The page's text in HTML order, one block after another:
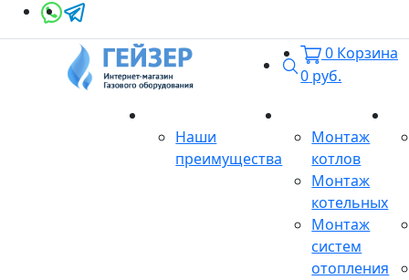
Поиск
0 Корзина
0 руб.
Наши
преимущества
Монтаж
котлов
Монтаж
котельных
Монтаж
систем
отопления